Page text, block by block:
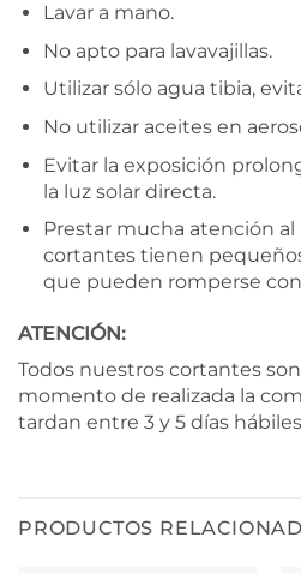
Lavar a mano.
No apto para lavavajillas.
Utilizar sólo agua tibia,
No utilizar aceites en
Evitar la exposición
la luz solar directa.
Prestar mucha atención
cortantes tienen
que pueden romperse
ATENCIÓN:
Todos nuestros cortantes
momento de realizada la
tardan entre 3 y 5 días
PRODUCTOS